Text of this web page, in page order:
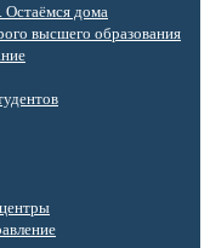
Остаёмся дома
высшего образования